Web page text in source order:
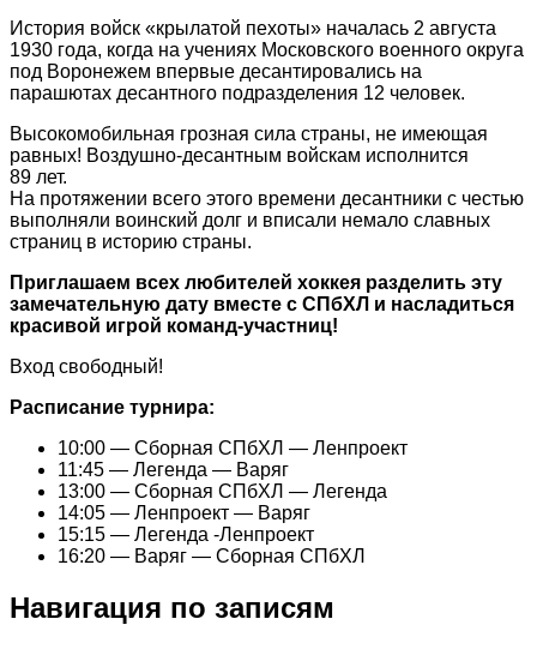
История войск «крылатой пехоты» началась 2 августа
1930 года, когда на учениях Московского военного округа
под Воронежем впервые десантировались на
парашютах десантного подразделения 12 человек.
Высокомобильная грозная сила страны, не имеющая
равных! Воздушно-десантным войскам исполнится
89 лет.
На протяжении всего этого времени десантники с честью
выполняли воинский долг и вписали немало славных
страниц в историю страны.
Приглашаем всех любителей хоккея разделить эту
замечательную дату вместе с СПбХЛ и насладиться
красивой игрой команд-участниц!
Вход свободный!
Расписание турнира:
10:00 — Сборная СПбХЛ — Ленпроект
11:45 — Легенда — Варяг
13:00 — Сборная СПбХЛ — Легенда
14:05 — Ленпроект — Варяг
15:15 — Легенда -Ленпроект
16:20 — Варяг — Сборная СПбХЛ
Навигация по записям